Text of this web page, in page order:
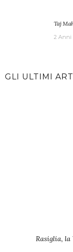
Taj
2 Anni
GLI ULTIMI
Rasiglia,